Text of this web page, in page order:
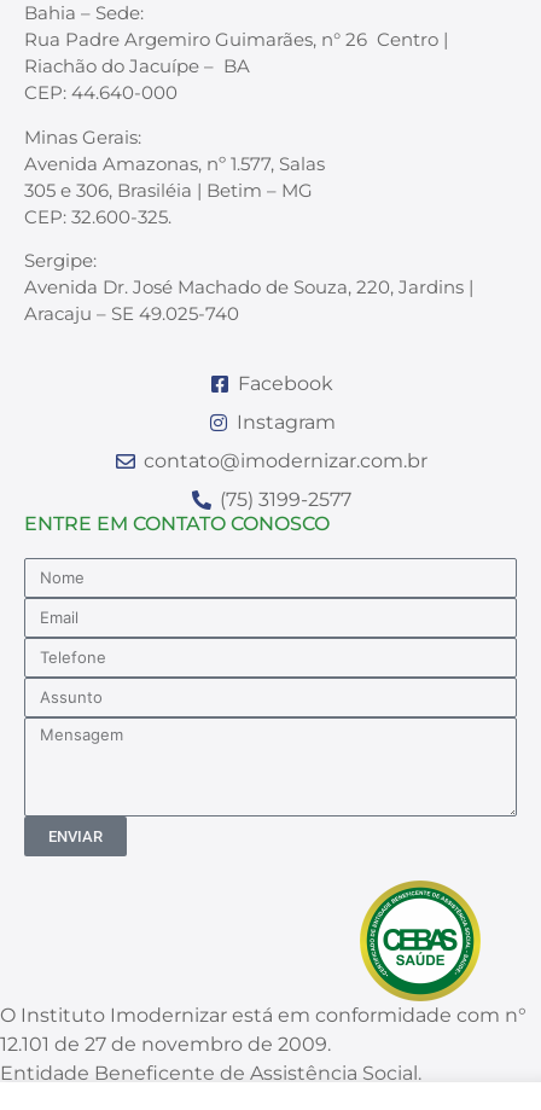
Bahia – Sede:
Rua Padre Argemiro Guimarães, n° 26 Centro |
Riachão do Jacuípe – BA
CEP: 44.640-000
Minas Gerais:
Avenida Amazonas, nº 1.577, Salas
305 e 306, Brasiléia | Betim – MG
CEP: 32.600-325.
Sergipe:
Avenida Dr. José Machado de Souza, 220, Jardins |
Aracaju – SE 49.025-740
Facebook
Instagram
contato@imodernizar.com.br
(75) 3199-2577
ENTRE EM CONTATO CONOSCO
ENVIAR
O Instituto Imodernizar está em conformidade com n°
12.101 de 27 de novembro de 2009.
Entidade Beneficente de Assistência Social.